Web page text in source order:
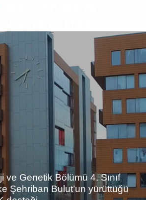
ve Genetik Bölümü 4. Sınıf
Şehriban Bulut’un yürüttüğü